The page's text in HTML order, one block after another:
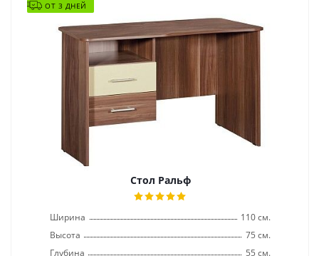
ОТ 3 ДНЕЙ
Стол Ральф
Ширина
110 см.
Высота
75 см.
Глубина
55 см.